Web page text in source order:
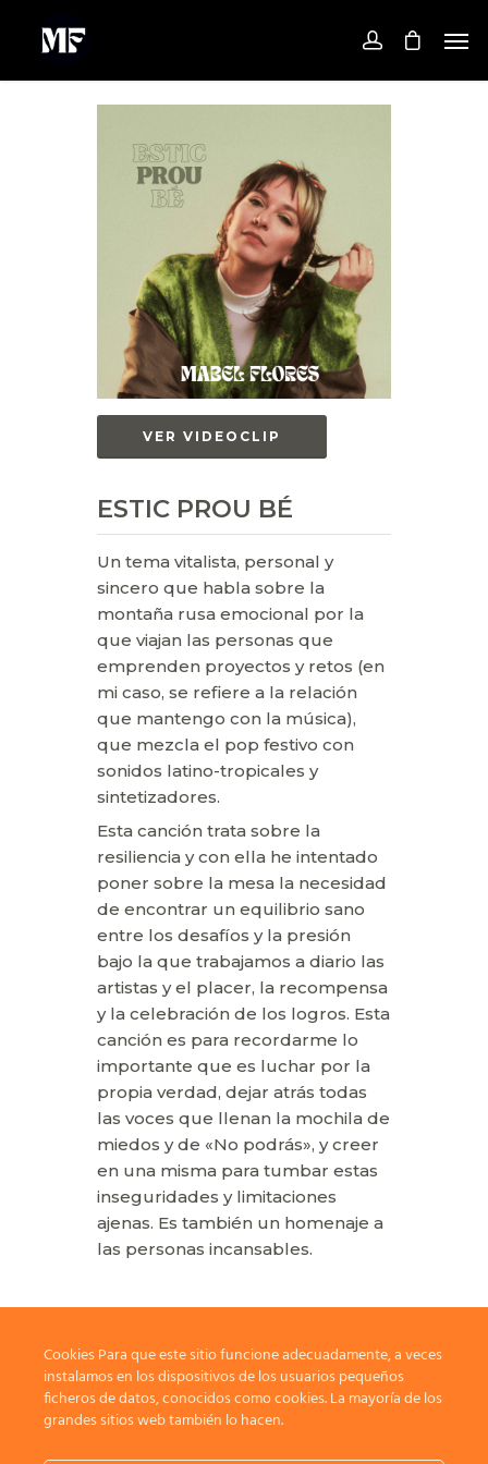
VER VIDEOCLIP
ESTIC PROU BÉ
Un tema vitalista, personal y
sincero que habla sobre la
montaña rusa emocional por la
que viajan las personas que
emprenden proyectos y retos (en
mi caso, se refiere a la relación
que mantengo con la música),
que mezcla el pop festivo con
sonidos latino-tropicales y
sintetizadores.
Esta canción trata sobre la
resiliencia y con ella he intentado
poner sobre la mesa la necesidad
de encontrar un equilibrio sano
entre los desafíos y la presión
bajo la que trabajamos a diario las
artistas y el placer, la recompensa
y la celebración de los logros. Esta
canción es para recordarme lo
importante que es luchar por la
propia verdad, dejar atrás todas
las voces que llenan la mochila de
miedos y de «No podrás», y creer
en una misma para tumbar estas
inseguridades y limitaciones
ajenas. Es también un homenaje a
las personas incansables.
Cookies Para que este sitio funcione adecuadamente, a veces
instalamos en los dispositivos de los usuarios pequeños
ficheros de datos, conocidos como cookies. La mayoría de los
grandes sitios web también lo hacen.